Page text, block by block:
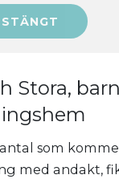
Stora,
som
med andakt,